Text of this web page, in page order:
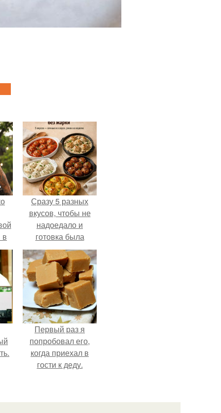
в
Сразу 5 разных
вкусов, чтобы не
надоедало и
готовка была
проще.
Первый раз я
попробовал его,
когда приехал в
гости к деду.